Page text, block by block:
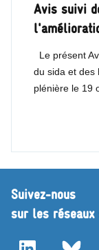
Avis suivi
Le présent
du sida et des
plénière le 19
Suivez-nous
sur les réseaux